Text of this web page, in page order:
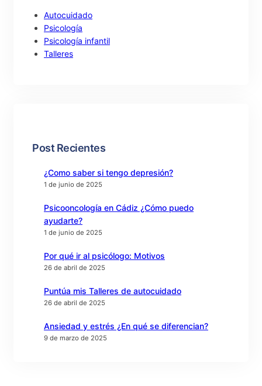
Autocuidado
Psicología
Psicología infantil
Talleres
Post Recientes
¿Como saber si tengo depresión?
1 de junio de 2025
Psicooncología en Cádiz ¿Cómo puedo
ayudarte?
1 de junio de 2025
Por qué ir al psicólogo: Motivos
26 de abril de 2025
Puntúa mis Talleres de autocuidado
26 de abril de 2025
Ansiedad y estrés ¿En qué se diferencian?
9 de marzo de 2025